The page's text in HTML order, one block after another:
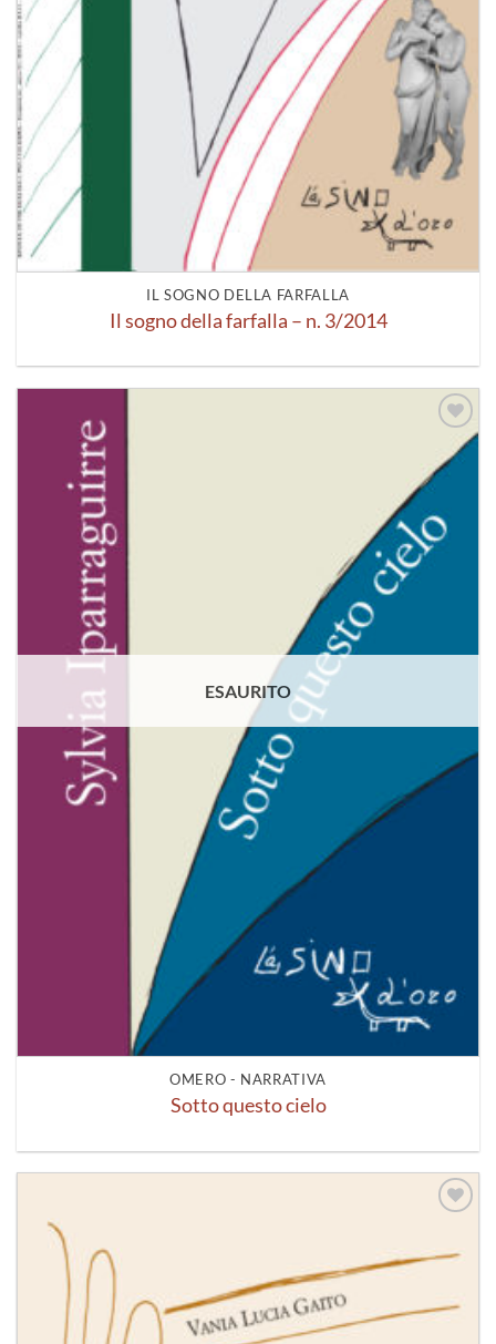
IL SOGNO DELLA FARFALLA
Il sogno della farfalla – n. 3/2014
Aggiungi
alla lista
dei
desideri
ESAURITO
OMERO - NARRATIVA
Sotto questo cielo
dei